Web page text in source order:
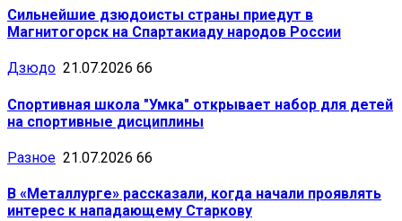
Сильнейшие дзюдоисты страны приедут в
Магнитогорск на Спартакиаду народов России
Дзюдо 21.07.2026 66
Спортивная школа "Умка" открывает набор для детей
на спортивные дисциплины
Разное 21.07.2026 66
В «Металлурге» рассказали, когда начали проявлять
интерес к нападающему Старкову